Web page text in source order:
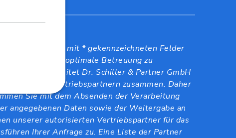
füllen Sie alle mit * gekennzeichneten Felder
Um Ihnen eine optimale Betreuung zu
arbeitet Dr. Schiller & Partner GmbH
mit Vertriebspartnern zusammen. Daher
Sie mit dem Absenden der Verarbeitung
angegebenen Daten sowie der Weitergabe an
unserer autorisierten Vertriebspartner für das
Ihrer Anfrage zu. Eine Liste der Partner